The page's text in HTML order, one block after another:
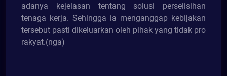
adanya kejelasan tentang solusi perselisihan
tenaga kerja. Sehingga ia menganggap kebijakan
tersebut pasti dikeluarkan oleh pihak yang tidak pro
rakyat.(nga)